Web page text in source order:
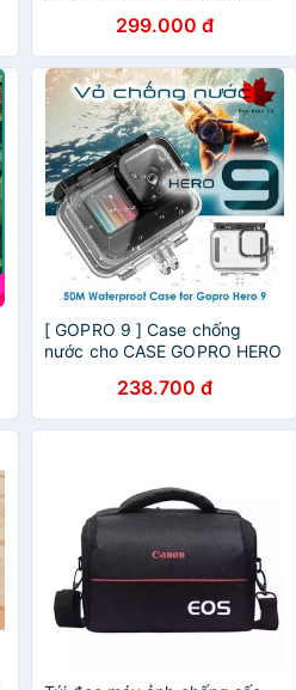
299.000 đ
[ GOPRO 9 ] Case chống
nước cho CASE GOPRO HERO
đọng sương238.700 đ